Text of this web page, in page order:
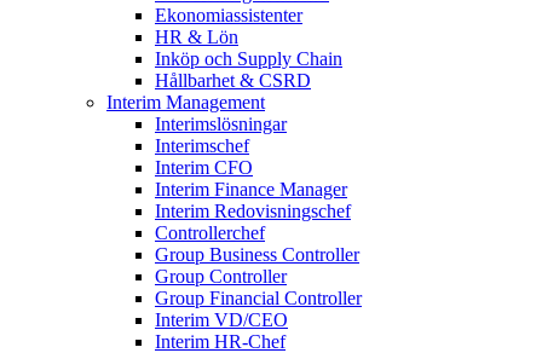
Ekonomiassistenter
HR & Lön
Inköp och Supply Chain
Hållbarhet & CSRD
Interim Management
Interimslösningar
Interimschef
Interim CFO
Interim Finance Manager
Interim Redovisningschef
Controllerchef
Group Business Controller
Group Controller
Group Financial Controller
Interim VD/CEO
Interim HR-Chef